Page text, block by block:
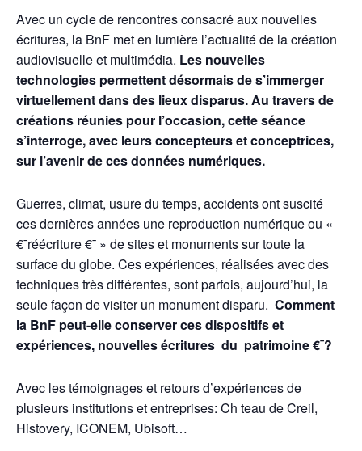
Avec un cycle de rencontres consacré aux nouvelles
écritures, la BnF met en lumière l’actualité de la création
audiovisuelle et multimédia. Les nouvelles
technologies permettent désormais de s’immerger
virtuellement dans des lieux disparus. Au travers de
créations réunies pour l’occasion, cette séance
s’interroge, avec leurs concepteurs et conceptrices,
sur l’avenir de ces données numériques.
Guerres, climat, usure du temps, accidents ont suscité
ces dernières années une reproduction numérique ou «
€¯réécriture €¯ » de sites et monuments sur toute la
surface du globe. Ces expériences, réalisées avec des
techniques très différentes, sont parfois, aujourd’hui, la
seule façon de visiter un monument disparu. Comment
la BnF peut-elle conserver ces dispositifs et
expériences, nouvelles écritures du patrimoine €¯?
Avec les témoignages et retours d’expériences de
plusieurs institutions et entreprises: Ch teau de Creil,
Histovery, ICONEM, Ubisoft…